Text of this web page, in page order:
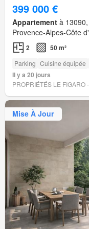
399 000 €
Appartement à
Provence-Alpes-Côte
2 50 m²
Parking Cuisine équipée
Il y a 20 jours
Mise À Jour